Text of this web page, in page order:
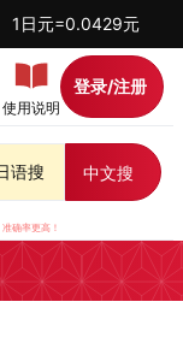
1日元=0.0429元
使用说明
登录/注册
语搜 中文搜
确率更高！